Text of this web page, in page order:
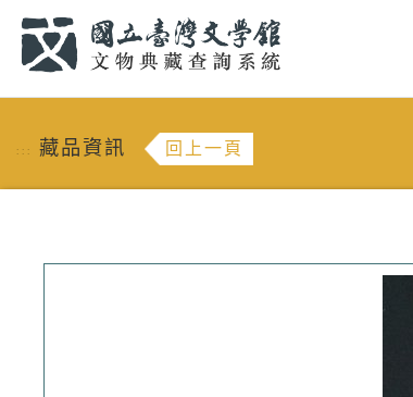
::: 藏品資訊 回上一頁